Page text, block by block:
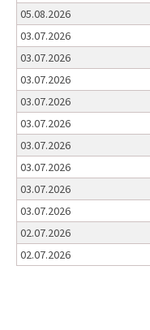
05.08.2026
03.07.2026
03.07.2026
03.07.2026
03.07.2026
03.07.2026
03.07.2026
03.07.2026
03.07.2026
03.07.2026
02.07.2026
02.07.2026